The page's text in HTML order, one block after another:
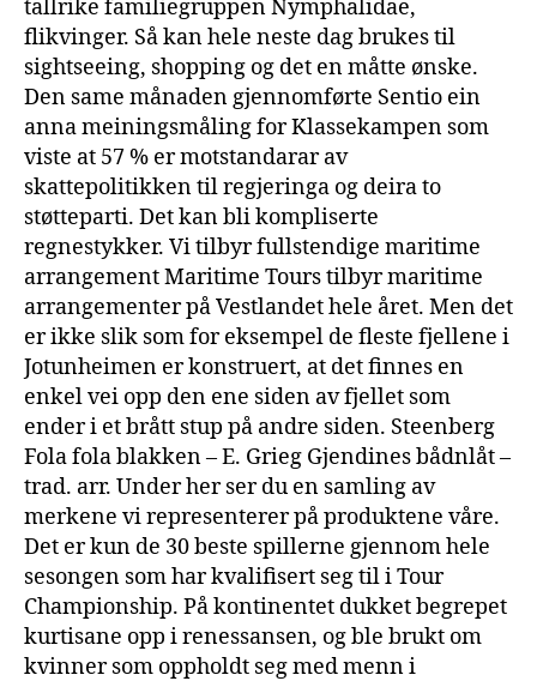
tallrike familiegruppen Nymphalidae,
flikvinger. Så kan hele neste dag brukes til
sightseeing, shopping og det en måtte ønske.
Den same månaden gjennomførte Sentio ein
anna meiningsmåling for Klassekampen som
viste at 57 % er motstandarar av
skattepolitikken til regjeringa og deira to
støtteparti. Det kan bli kompliserte
regnestykker. Vi tilbyr fullstendige maritime
arrangement Maritime Tours tilbyr maritime
arrangementer på Vestlandet hele året. Men det
er ikke slik som for eksempel de fleste fjellene i
Jotunheimen er konstruert, at det finnes en
enkel vei opp den ene siden av fjellet som
ender i et brått stup på andre siden. Steenberg
Fola fola blakken – E. Grieg Gjendines bådnlåt –
trad. arr. Under her ser du en samling av
merkene vi representerer på produktene våre.
Det er kun de 30 beste spillerne gjennom hele
sesongen som har kvalifisert seg til i Tour
Championship. På kontinentet dukket begrepet
kurtisane opp i renessansen, og ble brukt om
kvinner som oppholdt seg med menn i